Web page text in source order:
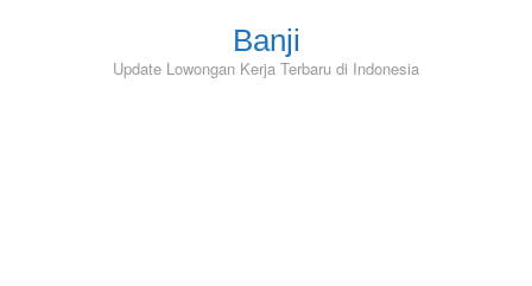
Banji
Update Lowongan Kerja Terbaru di Indonesia